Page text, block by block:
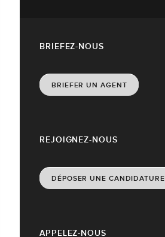
REJOIGNEZ-NOUS
DÉPOSER UNE CANDIDATURE
APPELEZ-NOUS
BRIEFEZ-NOUS
BRIEFER UN AGENT